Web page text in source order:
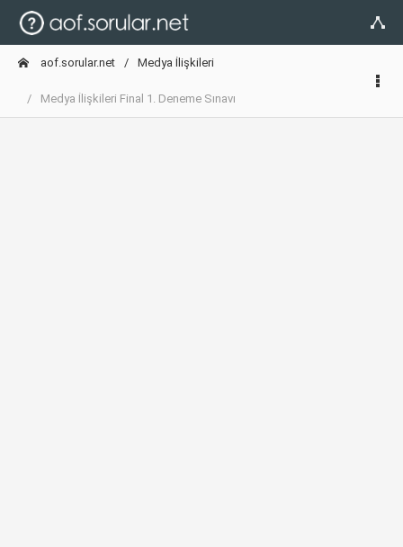
aof.sorular.net Medya İlişkileri
Medya İlişkileri Final 1. Deneme Sınavı